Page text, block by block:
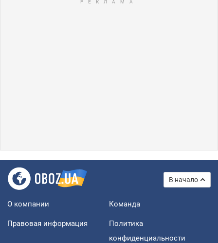
В начало
О компании Команда
Правовая информация
Политика
конфиденциальности